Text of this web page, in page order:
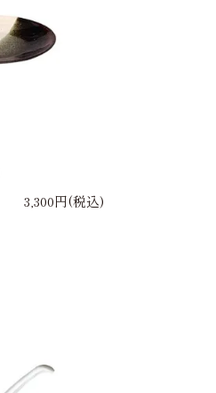
3,300円(税込)